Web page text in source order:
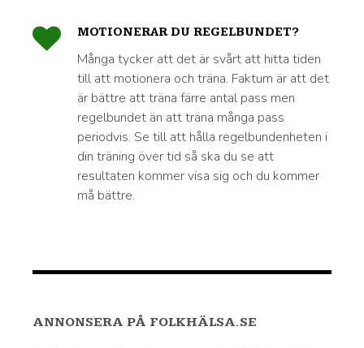
MOTIONERAR DU REGELBUNDET?
Många tycker att det är svårt att hitta tiden
till att motionera och träna. Faktum är att det
är bättre att träna färre antal pass men
regelbundet än att träna många pass
periodvis. Se till att hålla regelbundenheten i
din träning över tid så ska du se att
resultaten kommer visa sig och du kommer
må bättre.
ANNONSERA PÅ FOLKHÄLSA.SE